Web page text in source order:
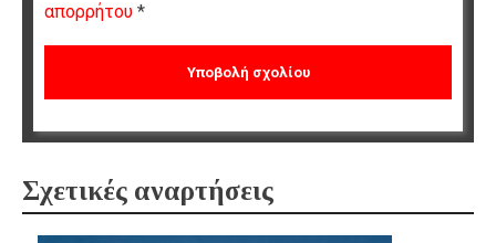
απορρήτου *
Σχετικές αναρτήσεις